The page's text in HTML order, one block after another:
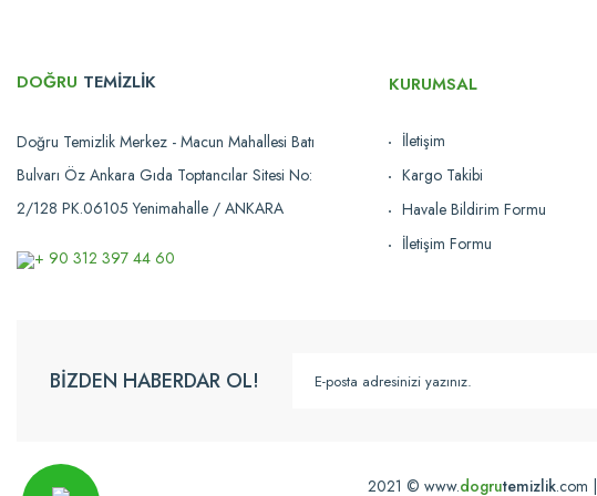
DOĞRU TEMİZLİK
Doğru Temizlik Merkez - Macun Mahallesi Batı
Bulvarı Öz Ankara Gıda Toptancılar Sitesi No:
2/128 PK.06105 Yenimahalle / ANKARA
+ 90 312 397 44 60
KURUMSAL
İletişim
Kargo Takibi
Havale Bildirim Formu
İletişim Formu
BİZDEN HABERDAR OL!
2021 © www.dogrutemizlik.com